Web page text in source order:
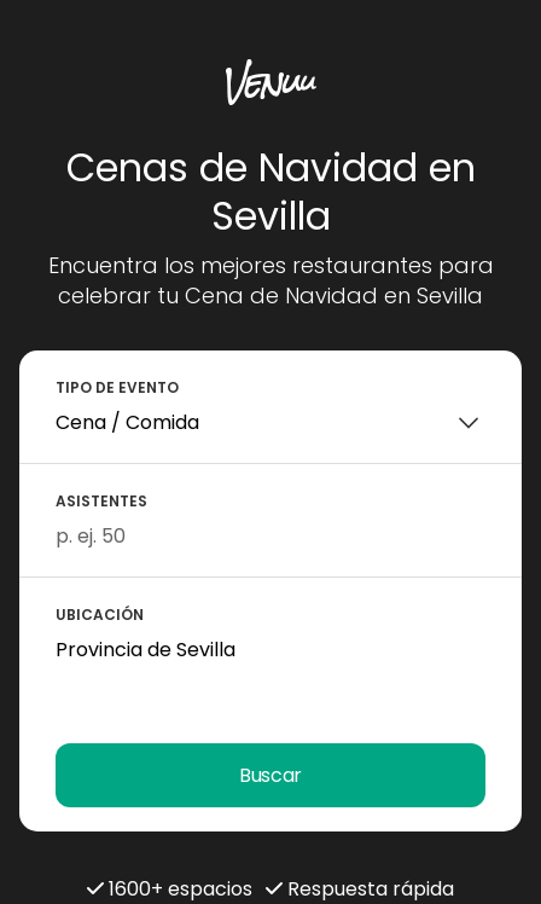
Cenas de Navidad en
Sevilla
Encuentra los mejores restaurantes para
celebrar tu Cena de Navidad en Sevilla
TIPO DE EVENTO
ASISTENTES
UBICACIÓN
Buscar
1600+ espacios
Respuesta rápida